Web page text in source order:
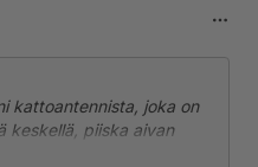
kattoantennista, joka on
keskellä, piiska aivan
myös antennin jalka.